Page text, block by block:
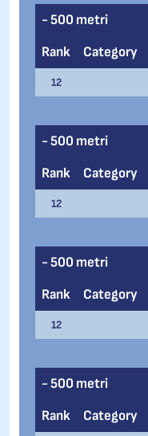
- 500 metri
Rank
Category
12
- 500 metri
Rank
Category
12
- 500 metri
Rank
Category
12
- 500 metri
Rank
Category